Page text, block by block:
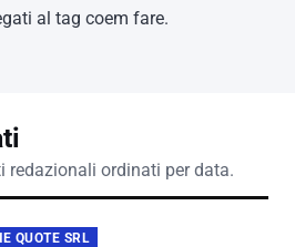
al tag coem fare.
redazionali ordinati per data.
QUOTE SRL